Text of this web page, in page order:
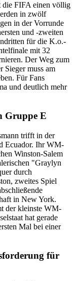
die FIFA einen völlig
in zwölf
in der Vorrunde
und -zweiten
für die K.o.-
mit 32
Der Weg zum
Sieger muss am
Für Fans
und deutlich mehr
Gruppe E
trifft in der
Ecuador. Ihr WM-
Winston-Salem
"Graylyn
durch
zweites Spiel
in New York.
der kleinste WM-
hat gerade
Mal bei einer
für